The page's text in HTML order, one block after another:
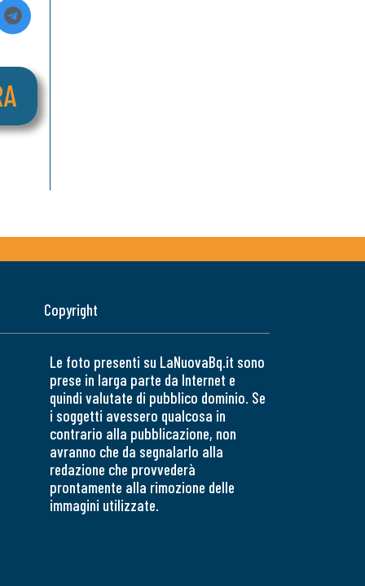
Copyright
Le foto presenti su LaNuovaBq.it sono
prese in larga parte da Internet e
quindi valutate di pubblico dominio. Se
i soggetti avessero qualcosa in
contrario alla pubblicazione, non
avranno che da segnalarlo alla
redazione che provvederà
prontamente alla rimozione delle
immagini utilizzate.